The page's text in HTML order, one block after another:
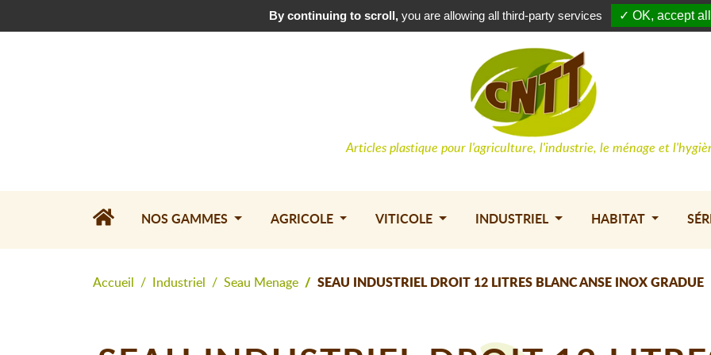
Contactez-nous
Articles plastique pour l'agriculture, l'industrie, le ménage et
NOS GAMMES AGRICOLE VITICOLE INDUSTRIEL HABITAT
Accueil Industriel Seau Menage SEAU INDUSTRIEL DROIT 12 LITRES BLANC ANSE INOX GRADUE
By continuing to scroll,you are allowing all third-party services ✓ OK, accept all